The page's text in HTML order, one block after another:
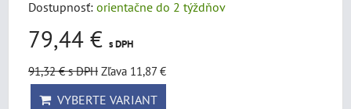
Dostupnosť: orientačne do 2 týždňov
79,44 € s DPH
91,32 €s DPH Zľava 11,87 €
VYBERTE VARIANT